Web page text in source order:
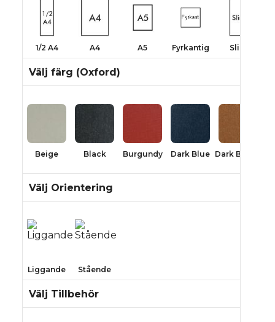
1/2 A4 A4 A5 Fyrkantig Slim
Välj färg (Oxford)
Beige Black Burgundy Dark Blue Dark Brown
Välj Orientering
Liggande Stående
Välj Tillbehör